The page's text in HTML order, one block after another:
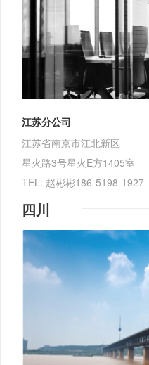
江苏分公司
江苏省南京市江北新区
星火路3号星火E方1405室
TEL: 赵彬彬186-5198-1927
四川